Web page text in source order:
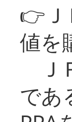
👉Ｊ
値を
Ｊ
であ